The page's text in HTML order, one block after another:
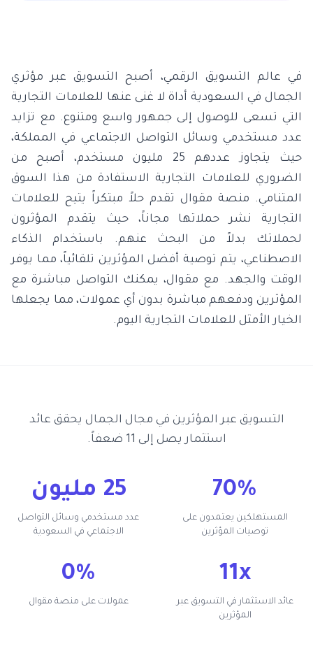
في عالم التسويق الرقمي، أصبح التسويق عبر مؤثري
الجمال في السعودية أداة لا غنى عنها للعلامات التجارية
التي تسعى للوصول إلى جمهور واسع ومتنوع. مع تزايد
عدد مستخدمي وسائل التواصل الاجتماعي في المملكة،
حيث يتجاوز عددهم 25 مليون مستخدم، أصبح من
الضروري للعلامات التجارية الاستفادة من هذا السوق
المتنامي. منصة مقوال تقدم حلاً مبتكراً يتيح للعلامات
التجارية نشر حملاتها مجاناً، حيث يتقدم المؤثرون
لحملاتك بدلاً من البحث عنهم. باستخدام الذكاء
الاصطناعي، يتم توصية أفضل المؤثرين تلقائياً، مما يوفر
الوقت والجهد. مع مقوال، يمكنك التواصل مباشرة مع
المؤثرين ودفعهم مباشرة بدون أي عمولات، مما يجعلها
الخيار الأمثل للعلامات التجارية اليوم.
التسويق عبر المؤثرين في مجال الجمال يحقق عائد
استثمار يصل إلى 11 ضعفاً.
70%
المستهلكين يعتمدون على
توصيات المؤثرين
25 مليون
عدد مستخدمي وسائل التواصل
الاجتماعي في السعودية
11x
عائد الاستثمار في التسويق عبر
المؤثرين
0%
عمولات على منصة مقوال